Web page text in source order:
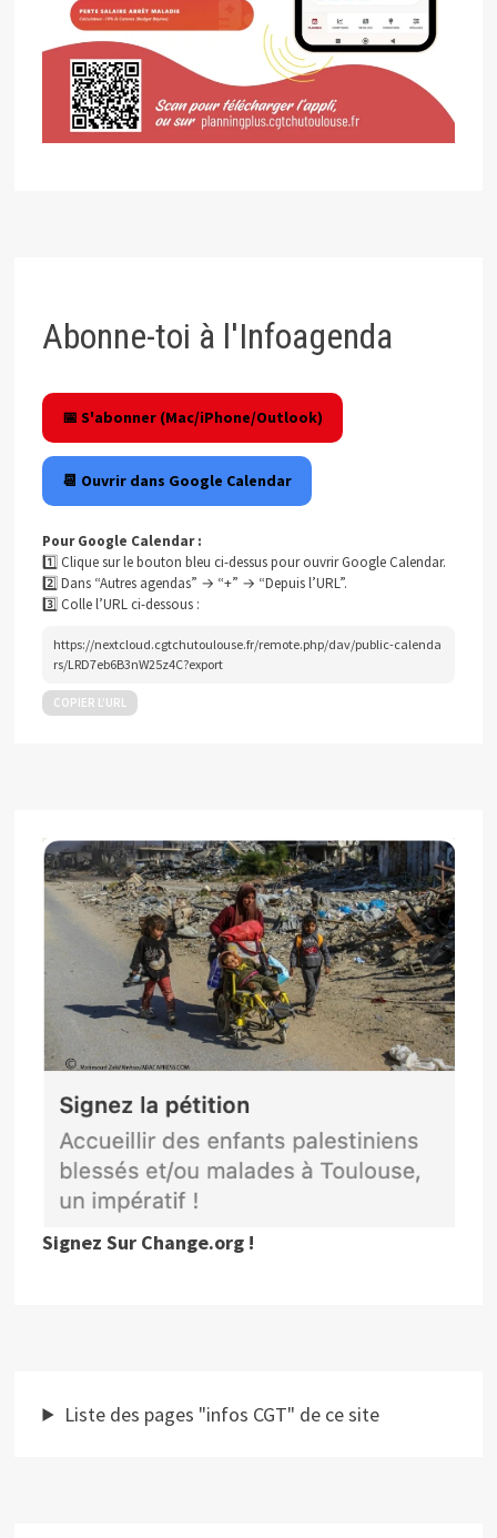
Abonne-toi à l'Infoagenda
📅 S'abonner (Mac/iPhone/Outlook)
📆 Ouvrir dans Google Calendar
Pour Google Calendar :
1️⃣ Clique sur le bouton bleu ci-dessus pour ouvrir Google Calendar.
2️⃣ Dans “Autres agendas” → “+” → “Depuis l’URL”.
3️⃣ Colle l’URL ci-dessous :
https://nextcloud.cgtchutoulouse.fr/remote.php/dav/public-calenda
rs/LRD7eb6B3nW25z4C?export
COPIER L’URL
Signez Sur Change.org !
Liste des pages "infos CGT" de ce site